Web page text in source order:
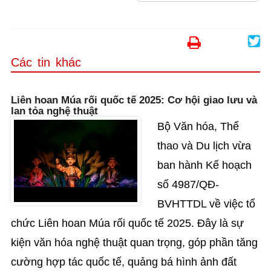
Các tin khác
Liên hoan Múa rối quốc tế 2025: Cơ hội giao lưu và
lan tỏa nghệ thuật
Bộ Văn hóa, Thể
thao và Du lịch vừa
ban hành Kế hoạch
số 4987/QĐ-
BVHTTDL về việc tổ
chức Liên hoan Múa rối quốc tế 2025. Đây là sự
kiện văn hóa nghệ thuật quan trọng, góp phần tăng
cường hợp tác quốc tế, quảng bá hình ảnh đất